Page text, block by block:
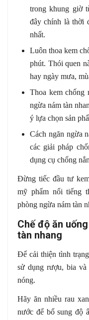
trong khung giờ
đây chính là thời
nhất.
Luôn thoa kem
phút. Thói quen
hay ngày mưa,
Thoa kem chống
ngừa nám tàn
ý lựa chọn sản
Cách ngăn ngừa
các giải pháp
dụng cụ chống
Đừng tiếc đầu tư
mỹ phẩm nổi tiếng
phòng ngừa nám tàn
Chế độ ăn
tàn nhang
Để cải thiện tình
sử dụng rượu, bia
nóng.
Hãy ăn nhiều rau
nước để bổ sung độ